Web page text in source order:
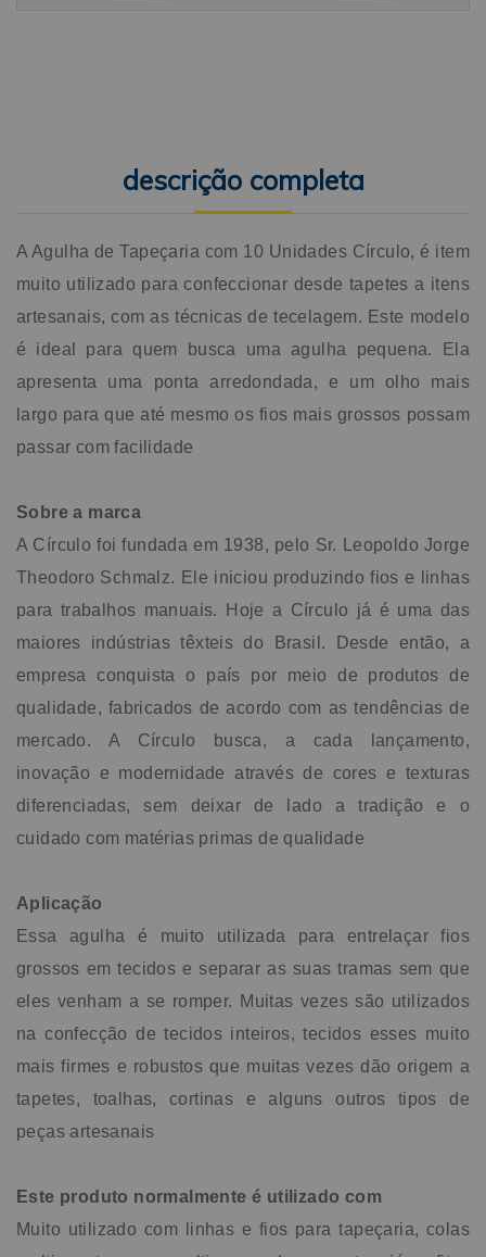
descrição completa
A Agulha de Tapeçaria com 10 Unidades Círculo, é item
muito utilizado para confeccionar desde tapetes a itens
artesanais, com as técnicas de tecelagem. Este modelo
é ideal para quem busca uma agulha pequena. Ela
apresenta uma ponta arredondada, e um olho mais
largo para que até mesmo os fios mais grossos possam
passar com facilidade
Sobre a marca
A Círculo foi fundada em 1938, pelo Sr. Leopoldo Jorge
Theodoro Schmalz. Ele iniciou produzindo fios e linhas
para trabalhos manuais. Hoje a Círculo já é uma das
maiores indústrias têxteis do Brasil. Desde então, a
empresa conquista o país por meio de produtos de
qualidade, fabricados de acordo com as tendências de
mercado. A Círculo busca, a cada lançamento,
inovação e modernidade através de cores e texturas
diferenciadas, sem deixar de lado a tradição e o
cuidado com matérias primas de qualidade
Aplicação
Essa agulha é muito utilizada para entrelaçar fios
grossos em tecidos e separar as suas tramas sem que
eles venham a se romper. Muitas vezes são utilizados
na confecção de tecidos inteiros, tecidos esses muito
mais firmes e robustos que muitas vezes dão origem a
tapetes, toalhas, cortinas e alguns outros tipos de
peças artesanais
Este produto normalmente é utilizado com
Muito utilizado com linhas e fios para tapeçaria, colas